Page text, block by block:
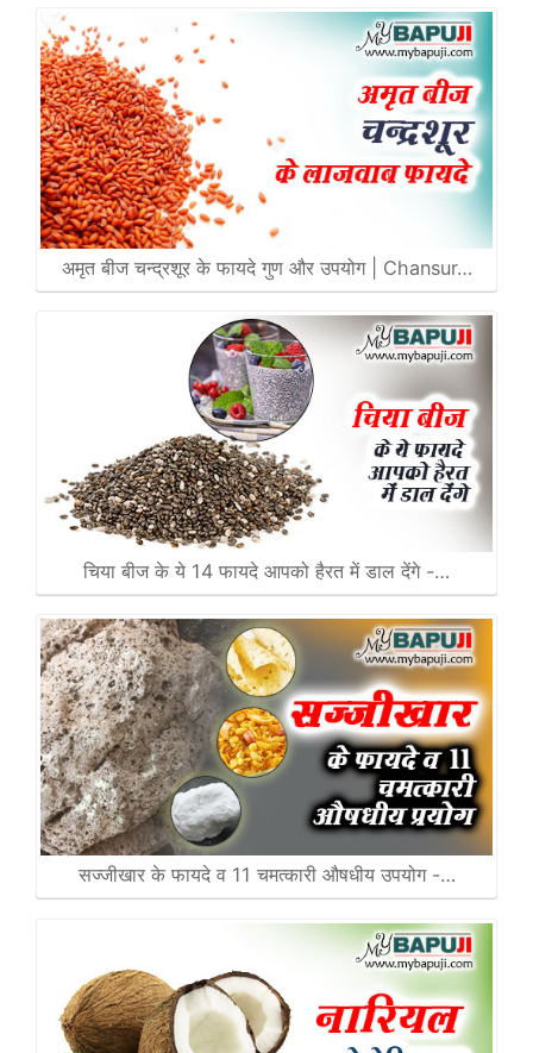
अमृत बीज चन्द्रशूर के फायदे गुण और उपयोग | Chansur…
चिया बीज के ये 14 फायदे आपको हैरत में डाल देंगे -…
सज्जीखार के फायदे व 11 चमत्कारी औषधीय उपयोग -…